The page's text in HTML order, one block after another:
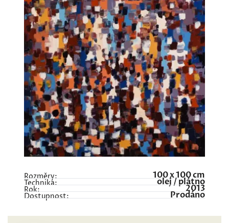
Rozměry: 100 x 100 cm
Technika: olej / plátno
Rok: 2013
Dostupnost: Prodáno